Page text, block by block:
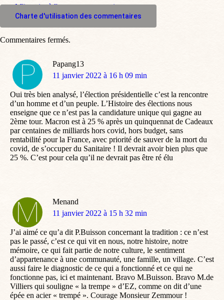
M'inscrire à l'espace commentaire
Charte d'utilisation des commentaires
Papang13
dit
11 janvier 2022 à 16 h 09 min
Oui très bien analysé, l’élection présidentielle c’est la rencontre
d’un homme et d’un peuple. L’Histoire des élections nous
enseigne que ce n’est pas la candidature unique qui gagne au
2ème tour. Macron est à 25 % après un quinquennat de Cadeaux
par centaines de milliards hors covid, hors budget, sans
rentabilité pour la France, avec priorité de sauver de la mort du
covid, de s’occuper du Sanitaire ! Il devrait avoir bien plus que
25 %. C’est pour cela qu’il ne devrait pas être ré élu
Menand
dit
11 janvier 2022 à 15 h 32 min
J’ai aimé ce qu’a dit P.Buisson concernant la tradition : ce n’est
pas le passé, c’est ce qui vit en nous, notre histoire, notre
mémoire, ce qui fait partie de notre culture, le sentiment
d’appartenance à une communauté, une famille, un village. C’est
aussi faire le diagnostic de ce qui a fonctionné et ce qui ne
fonctionne pas, ici et maintenant. Bravo M.Buisson. Bravo M.de
Villiers qui souligne « la trempe » d’EZ, comme on dit d’une
épée en acier « trempé ». Courage Monsieur Zemmour !
Commentaires fermés.